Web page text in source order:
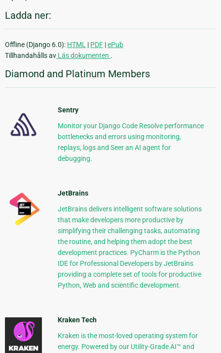
Ladda ner:
Offline (Django 6.0): HTML | PDF |ePub
Tillhandahålls av Läs dokumenten .
Diamond and Platinum Members
Sentry
Monitor your Django Code Resolve performance
bottlenecks and errors using monitoring,
replays, logs and Seer an AI agent for
debugging.
JetBrains
JetBrains delivers intelligent software solutions
that make developers more productive by
simplifying their challenging tasks, automating
the routine, and helping them adopt the best
development practices. PyCharm is the Python
IDE for Professional Developers by JetBrains
providing a complete set of tools for productive
Python, Web and scientific development.
Kraken Tech
Kraken is the most-loved operating system for
energy. Powered by our Utility-Grade AI™ and